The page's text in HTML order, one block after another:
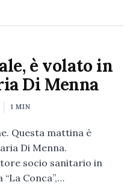
è volato in
Di Menna
1 MIN
Questa mattina è
Di Menna.
socio sanitario in
Conca”,…